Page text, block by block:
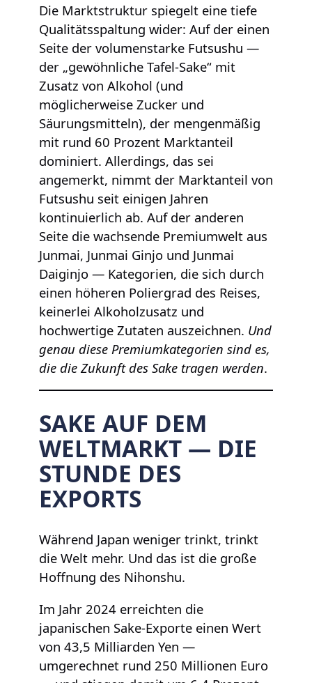
Die Marktstruktur spiegelt eine tiefe
Qualitätsspaltung wider: Auf der einen
Seite der volumenstarke Futsushu —
der „gewöhnliche Tafel-Sake“ mit
Zusatz von Alkohol (und
möglicherweise Zucker und
Säurungsmitteln), der mengenmäßig
mit rund 60 Prozent Marktanteil
dominiert. Allerdings, das sei
angemerkt, nimmt der Marktanteil von
Futsushu seit einigen Jahren
kontinuierlich ab. Auf der anderen
Seite die wachsende Premiumwelt aus
Junmai, Junmai Ginjo und Junmai
Daiginjo — Kategorien, die sich durch
einen höheren Poliergrad des Reises,
keinerlei Alkoholzusatz und
hochwertige Zutaten auszeichnen. Und
genau diese Premiumkategorien sind es,
die die Zukunft des Sake tragen werden.
SAKE AUF DEM
WELTMARKT — DIE
STUNDE DES
EXPORTS
Während Japan weniger trinkt, trinkt
die Welt mehr. Und das ist die große
Hoffnung des Nihonshu.
Im Jahr 2024 erreichten die
japanischen Sake-Exporte einen Wert
von 43,5 Milliarden Yen —
umgerechnet rund 250 Millionen Euro